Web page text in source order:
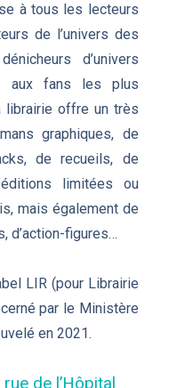
à tous les lecteurs
de l’univers des
d’univers
aux fans les plus
librairie offre un très
graphiques, de
de recueils, de
limitées ou
mais également de
d’action-figures…
LIR (pour Librairie
par le Ministère
en 2021.
de l’Hôpital